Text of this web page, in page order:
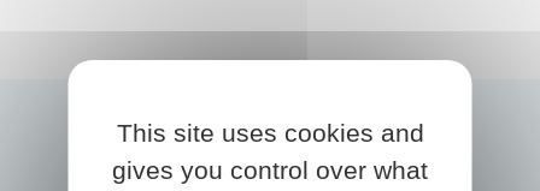
This site uses cookies and
gives you control over what